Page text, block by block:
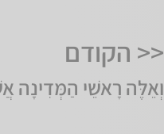
<< הקודם
וְאֵלֶּה רָאשֵׁי הַמְּדִינָה